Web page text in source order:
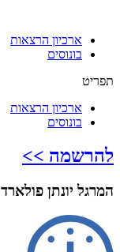
ארכיון הרצאות
בונוסים
תפריט
ארכיון הרצאות
בונוסים
להרשמה >>
המרגל יונתן פולארד